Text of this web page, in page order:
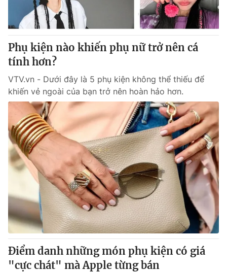
Thị trường 24h Tấm lòng Việt
VTV4 Vươn mình bằng AI
VTV9 VTV8
Liên hệ tòa soạn English
THỜI BÁO VTV
Theo dõi báo trên
Cơ quan chủ quản:Đài Truyền hình Việt Nam
Cơ quan báo chí:Thời báo VTV
Giấy phép hoạt động báo in và báo điện tử số 483/GP-BTTTT
cấp ngày 29/12/2023
Phụ kiện nào khiến phụ nữ trở nên cá
tính hơn?
VTV.vn - Dưới đây là 5 phụ kiện không thể thiếu để
khiến vẻ ngoài của bạn trở nên hoàn hảo hơn.
Điểm danh những món phụ kiện có giá
"cực chát" mà Apple từng bán